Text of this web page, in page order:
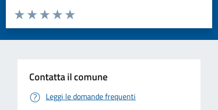
Valuta da 1 a 5 stelle la pagina
Valuta 5 stelle su 5
Valuta 4 stelle su 5
Valuta 3 stelle su 5
Valuta 2 stelle su 5
Valuta 1 stelle su 5
Contatta il comune
Leggi le domande frequenti